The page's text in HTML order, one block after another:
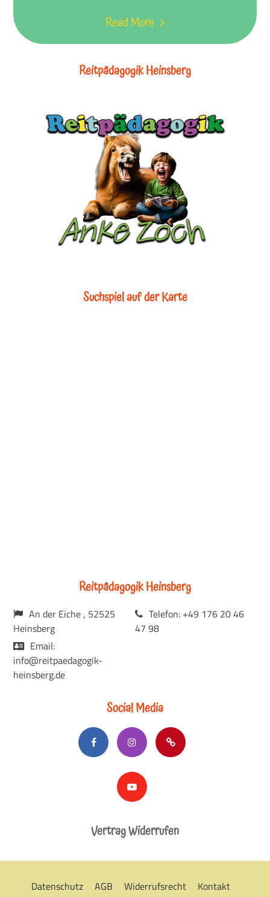
Read More
Reitpädagogik Heinsberg
Suchspiel auf der Karte
Reitpädagogik Heinsberg
An der Eiche , 52525
Heinsberg
Telefon: +49 176 20 46
47 98
Email:
info@reitpaedagogik-
heinsberg.de
Social Media
Vertrag Widerrufen
Datenschutz AGB Widerrufsrecht
Kontakt